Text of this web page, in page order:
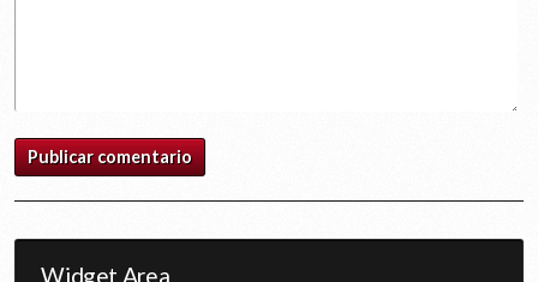
Widget Area